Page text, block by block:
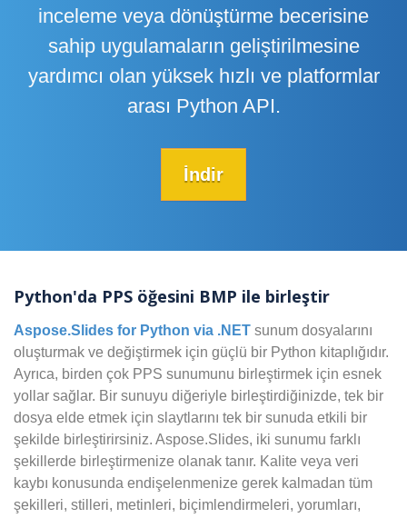
inceleme veya dönüştürme becerisine
sahip uygulamaların geliştirilmesine
yardımcı olan yüksek hızlı ve platformlar
arası Python API.
İndir
Python'da PPS öğesini BMP ile birleştir
Aspose.Slides for Python via .NET sunum dosyalarını
oluşturmak ve değiştirmek için güçlü bir Python kitaplığıdır.
Ayrıca, birden çok PPS sunumunu birleştirmek için esnek
yollar sağlar. Bir sunuyu diğeriyle birleştirdiğinizde, tek bir
dosya elde etmek için slaytlarını tek bir sunuda etkili bir
şekilde birleştirirsiniz. Aspose.Slides, iki sunumu farklı
şekillerde birleştirmenize olanak tanır. Kalite veya veri
kaybı konusunda endişelenmenize gerek kalmadan tüm
şekilleri, stilleri, metinleri, biçimlendirmeleri, yorumları,